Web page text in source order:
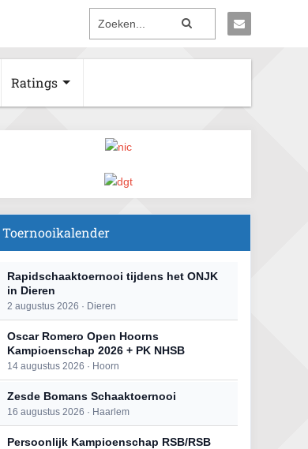
Ratings
Toernooikalender
Rapidschaaktoernooi tijdens het ONJK
in Dieren
2 augustus 2026 · Dieren
Oscar Romero Open Hoorns
Kampioenschap 2026 + PK NHSB
14 augustus 2026 · Hoorn
Zesde Bomans Schaaktoernooi
16 augustus 2026 · Haarlem
Persoonlijk Kampioenschap RSB/RSB